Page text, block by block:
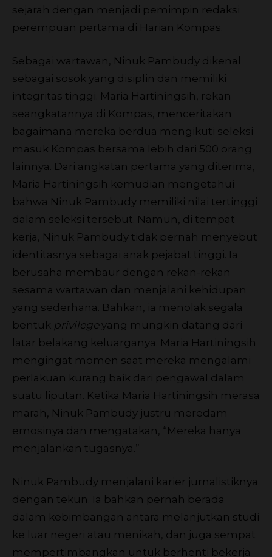
sejarah dengan menjadi pemimpin redaksi
perempuan pertama di Harian Kompas.
Sebagai wartawan, Ninuk Pambudy dikenal
sebagai sosok yang disiplin dan memiliki
integritas tinggi. Maria Hartiningsih, rekan
seangkatannya di Kompas, menceritakan
bagaimana mereka berdua mengikuti seleksi
masuk Kompas bersama lebih dari 500 orang
lainnya. Dari angkatan pertama yang diterima,
Maria Hartiningsih kemudian mengetahui
bahwa Ninuk Pambudy memiliki nilai tertinggi
dalam seleksi tersebut. Namun, di tempat
kerja, Ninuk Pambudy tidak pernah menyebut
identitasnya sebagai anak pejabat tinggi. Ia
berusaha membaur dengan rekan-rekan
sesama wartawan dan menjalani kehidupan
yang sederhana. Bahkan, ia menolak segala
bentuk privilege yang mungkin datang dari
latar belakang keluarganya. Maria Hartiningsih
mengingat momen saat mereka mengalami
perlakuan kurang baik dari pengawal dalam
suatu liputan. Ketika Maria Hartiningsih merasa
marah, Ninuk Pambudy justru meredam
emosinya dan mengatakan, “Mereka hanya
menjalankan tugasnya.”
Ninuk Pambudy menjalani karier jurnalistiknya
dengan tekun. Ia bahkan pernah berada
dalam kebimbangan antara melanjutkan studi
ke luar negeri atau menikah, dan juga sempat
mempertimbangkan untuk berhenti bekerja